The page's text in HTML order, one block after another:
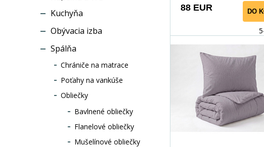
Kuchyňa
Obývacia izba
Spálňa
Chrániče na matrace
Poťahy na vankúše
Obliečky
Bavlnené obliečky
Flanelové obliečky
Mušelínové obliečky
na francúzsku prikrývku
240x200cm a 2ks
88 EUR DO